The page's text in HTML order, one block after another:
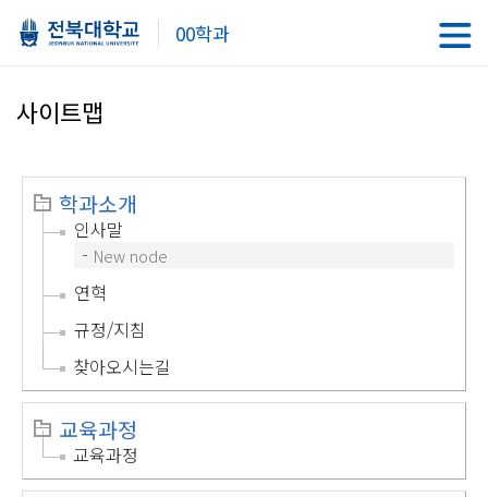
00학과
사이트맵
학과소개
인사말
New node
연혁
규정/지침
찾아오시는길
교육과정
교육과정